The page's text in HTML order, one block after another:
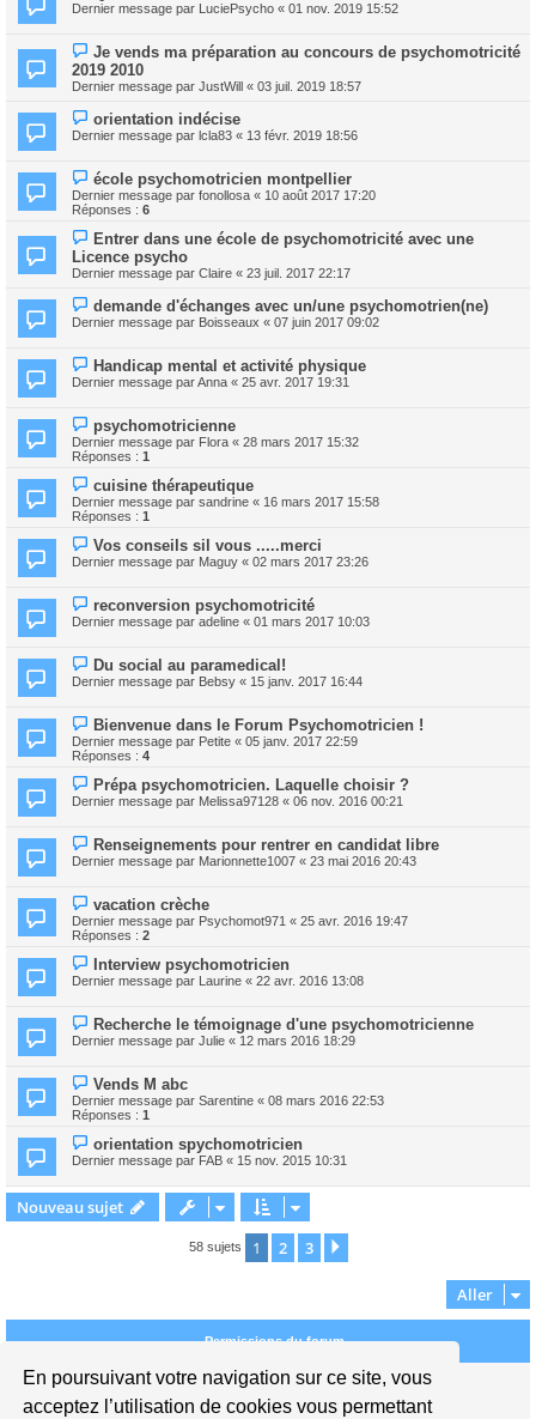
En poursuivant votre navigation sur ce site, vous
acceptez l’utilisation de cookies vous permettant
Dernier message par LuciePsycho « 01 nov. 2019 15:52
Je vends ma préparation au concours de psychomotricité
2019 2010
Dernier message par JustWill « 03 juil. 2019 18:57
orientation indécise
Dernier message par lcla83 « 13 févr. 2019 18:56
école psychomotricien montpellier
Dernier message par fonollosa « 10 août 2017 17:20
Réponses : 6
Entrer dans une école de psychomotricité avec une
Licence psycho
Dernier message par Claire « 23 juil. 2017 22:17
demande d'échanges avec un/une psychomotrien(ne)
Dernier message par Boisseaux « 07 juin 2017 09:02
Handicap mental et activité physique
Dernier message parAnna « 25 avr. 2017 19:31
psychomotricienne
Dernier message par Flora « 28 mars 2017 15:32
Réponses : 1
cuisine thérapeutique
Dernier message par sandrine « 16 mars 2017 15:58
Réponses : 1
Vos conseils sil vous .....merci
Dernier message par Maguy « 02 mars 2017 23:26
reconversion psychomotricité
Dernier message par adeline « 01 mars 2017 10:03
Du social au paramedical!
Dernier message par Bebsy « 15 janv. 2017 16:44
Bienvenue dans le Forum Psychomotricien !
Dernier message par Petite « 05 janv. 2017 22:59
Réponses : 4
Prépa psychomotricien. Laquelle choisir ?
Dernier message par Melissa97128 « 06 nov. 2016 00:21
Renseignements pour rentrer en candidat libre
Dernier message par Marionnette1007 « 23 mai 2016 20:43
vacation crèche
Dernier message par Psychomot971 « 25 avr. 2016 19:47
Réponses : 2
Interview psychomotricien
Dernier message par Laurine « 22 avr. 2016 13:08
Recherche le témoignage d'une psychomotricienne
Dernier message par Julie « 12 mars 2016 18:29
Vends M abc
Dernier message par Sarentine « 08 mars 2016 22:53
Réponses : 1
orientation spychomotricien
Dernier message par FAB « 15 nov. 2015 10:31
Nouveau sujet
58 sujets 1 2 3
Aller
Permissions du forum
Vous ne pouvez pas publier de nouveaux sujets dans ce forum
Vousne pouvez pasrépondre aux sujets dans ce forum